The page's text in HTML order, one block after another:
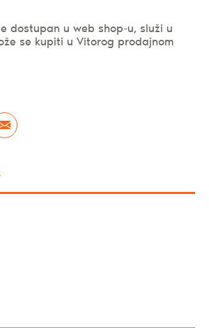
dostupan u web shop-u, služi u
se kupiti u Vitorog prodajnom